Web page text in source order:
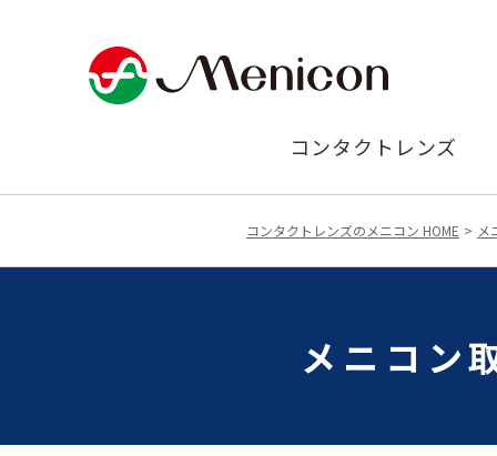
コンタクトレンズ
コンタクトレンズのメニコン HOME メ
メニコン